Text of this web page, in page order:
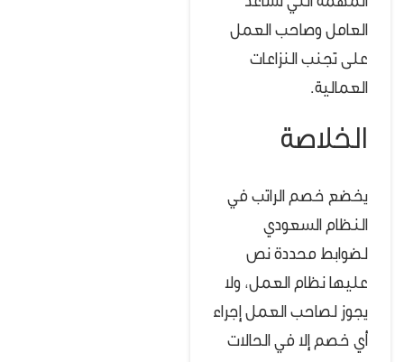
المهمة التي تساعد
العامل وصاحب العمل
على تجنب النزاعات
العمالية.
الخلاصة
يخضع خصم الراتب في
النظام السعودي
لضوابط محددة نص
عليها نظام العمل، ولا
يجوز لصاحب العمل إجراء
أي خصم إلا في الحالات